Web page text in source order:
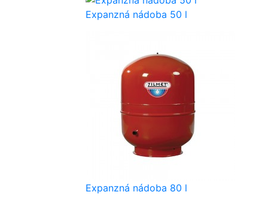
Expanzná nádoba 50 l
Expanzná nádoba 80 l